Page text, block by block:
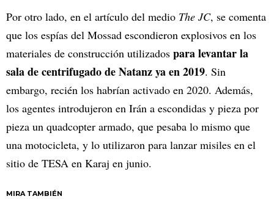
Por otro lado, en el artículo del medio The JC, se comenta
que los espías del Mossad escondieron explosivos en los
materiales de construcción utilizados para levantar la
sala de centrifugado de Natanz ya en 2019. Sin
embargo, recién los habrían activado en 2020. Además,
los agentes introdujeron en Irán a escondidas y pieza por
pieza un quadcopter armado, que pesaba lo mismo que
una motocicleta, y lo utilizaron para lanzar misiles en el
sitio de TESA en Karaj en junio.
MIRA TAMBIÉN